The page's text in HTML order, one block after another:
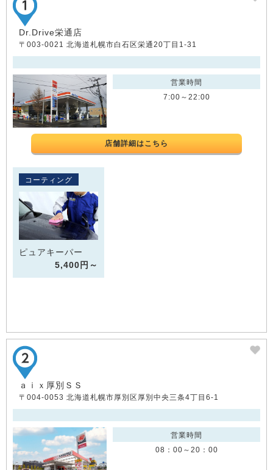
Dr.Drive栄通店
〒003-0021 北海道札幌市白石区栄通20丁目1-31
営業時間
7:00～22:00
店舗詳細はこちら
コーティング
ピュアキーパー
5,400円～
ａｉｘ厚別ＳＳ
〒004-0053 北海道札幌市厚別区厚別中央三条4丁目6-1
営業時間
08：00～20：00